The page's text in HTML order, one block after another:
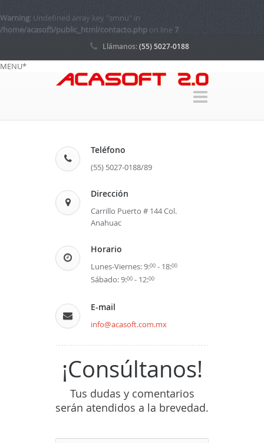
Warning: Undefined array key "smnu" in
/home/acasof5/public_html/contacto.phpon line7
Llámanos:(55) 5027-0188
MENU*
Teléfono
(55) 5027-0188/89
Dirección
Carrillo Puerto # 144 Col.
Anahuac
Horario
Lunes-Viernes: 9:00 - 18:00
Sábado: 9:00 - 12:00
E-mail
info@acasoft.com.mx
¡Consúltanos!
Tus dudas y comentarios
serán atendidos a la brevedad.